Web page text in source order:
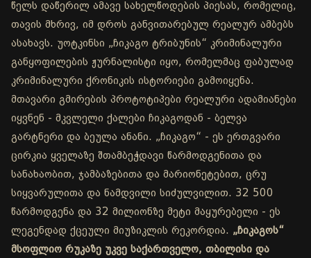
წელს დაწერილ ამავე სახელწოდების პიესას, რომელიც,
თავის მხრივ, იმ დროს განვითარებულ რეალურ ამბებს
ასახავს. უოტკინსი „ჩიკაგო ტრიბუნის“ კრიმინალური
განყოფილების ჟურნალისტი იყო, რომელმაც ფაბულად
კრიმინალური ქრონიკის ისტორიები გამოიყენა.
მთავარი გმირების პროტოტიპები რეალური ადამიანები
იყვნენ - მკვლელი ქალები ჩიკაგოდან - ბელვა
გარტნერი და ბეულა ანანი. „ჩიკაგო“ - ეს ერთგვარი
ცირკია ყველაზე შთამბეჭდავი წარმოდგენითა და
სანახაობით, ჯამბაზებითა და მარიონეტებით, ცრუ
სიყვარულითა და ნამდვილი სიძულვილით. 32 500
წარმოდგენა და 32 მილიონზე მეტი მაყურებელი - ეს
ლეგენდად ქცეული მიუზიკლის რეკორდია. „ჩიკაგოს“
მსოფლიო რუკაზე უკვე საქართველო, თბილისი და